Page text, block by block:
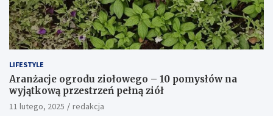
LIFESTYLE
Aranżacje ogrodu ziołowego – 10 pomysłów na
wyjątkową przestrzeń pełną ziół
11 lutego, 2025
redakcja